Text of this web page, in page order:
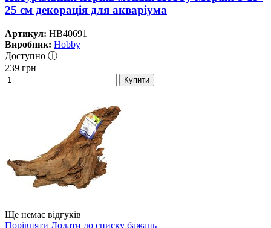
25 см декорація для акваріума
Артикул: HB40691
Виробник: Hobby
Доступно ⓘ
239 грн
Купити
Ще немає відгуків
Порівняти Додати до списку бажань